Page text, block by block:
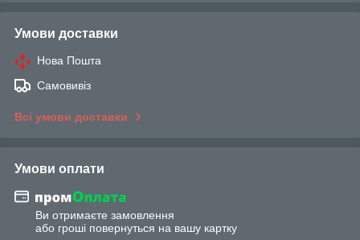
Умови доставки
Нова Пошта
Самовивіз
Всі умови доставки
Умови оплати
Ви отримаєте замовлення
або гроші повернуться на вашу картку